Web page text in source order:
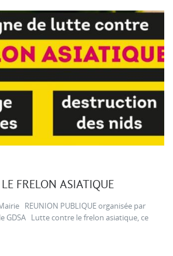
FRELON ASIATIQUE
REUNION PUBLIQUE organisée par
GDSA Lutte contre le frelon asiatique, ce